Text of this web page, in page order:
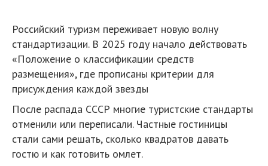
Российский туризм переживает новую волну
стандартизации. В 2025 году начало действовать
«Положение о классификации средств
размещения», где прописаны критерии для
присуждения каждой звезды
После распада СССР многие туристские стандарты
отменили или переписали. Частные гостиницы
стали сами решать, сколько квадратов давать
гостю и как готовить омлет.